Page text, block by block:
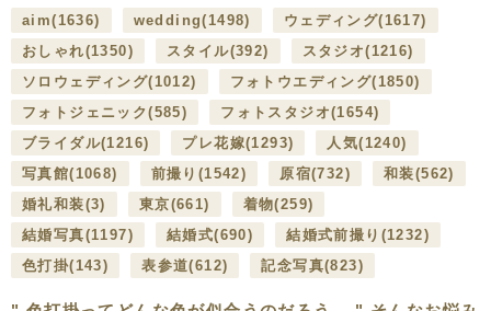
aim(1636) wedding(1498) ウェディング(1617)
おしゃれ(1350) スタイル(392) スタジオ(1216)
ソロウェディング(1012) フォトウエディング(1850)
フォトジェニック(585) フォトスタジオ(1654)
ブライダル(1216) プレ花嫁(1293) 人気(1240)
写真館(1068) 前撮り (1542) 原宿(732) 和装(562)
婚礼和装(3) 東京(661) 着物(259)
結婚写真(1197) 結婚式(690) 結婚式前撮り (1232)
色打掛(143) 表参道(612) 記念写真(823)